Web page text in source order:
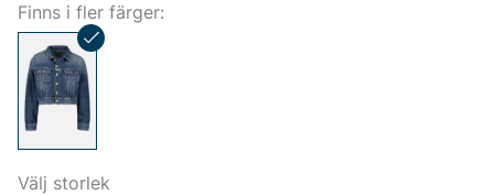
Finns i fler färger:
Välj storlek